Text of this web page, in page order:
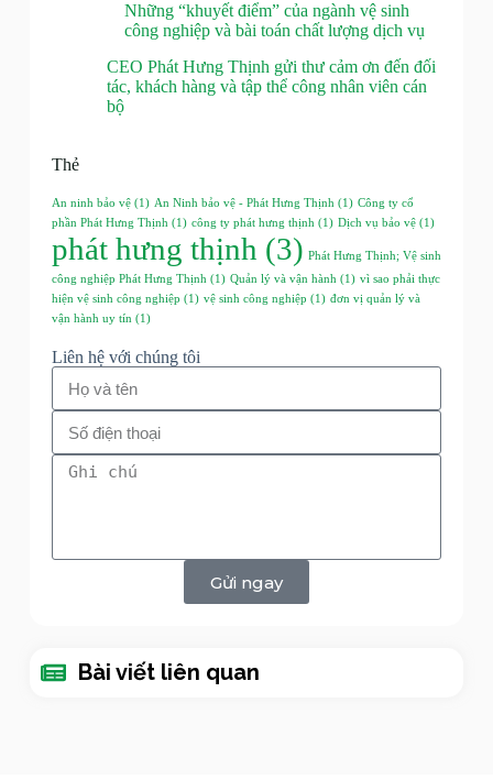
Những “khuyết điểm” của ngành vệ sinh
công nghiệp và bài toán chất lượng dịch vụ
CEO Phát Hưng Thịnh gửi thư cảm ơn đến đối
tác, khách hàng và tập thể công nhân viên cán
bộ
Thẻ
An ninh bảo vệ(1) An Ninh bảo vệ - Phát Hưng Thịnh (1) Công ty cổ
phần Phát Hưng Thịnh (1) công ty phát hưng thịnh (1) Dịch vụ bảo vệ(1)
phát hưng thịnh (3) Phát Hưng Thịnh; Vệ sinh
công nghiệp Phát Hưng Thịnh (1) Quản lý và vận hành (1) vì sao phải thực
hiện vệ sinh công nghiệp (1) vệ sinh công nghiệp (1) đơn vị quản lý và
vận hành uy tín (1)
Liên hệ với chúng tôi
Gửi ngay
Bài viết liên quan